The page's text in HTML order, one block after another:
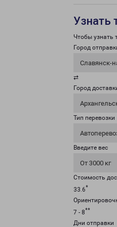
Узнать
Чтобы узнать
Город
Славянск-
⇄
Город
Тип перевозки
Введите вес
От 3000 кг
Стоимость
33.6*
7 - 8**
Дни отправки